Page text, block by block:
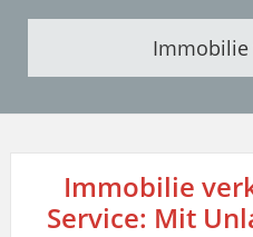
Immobilie
Immobilie
Service: Mit